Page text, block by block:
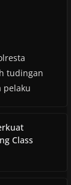
tudingan
pelaku
Class